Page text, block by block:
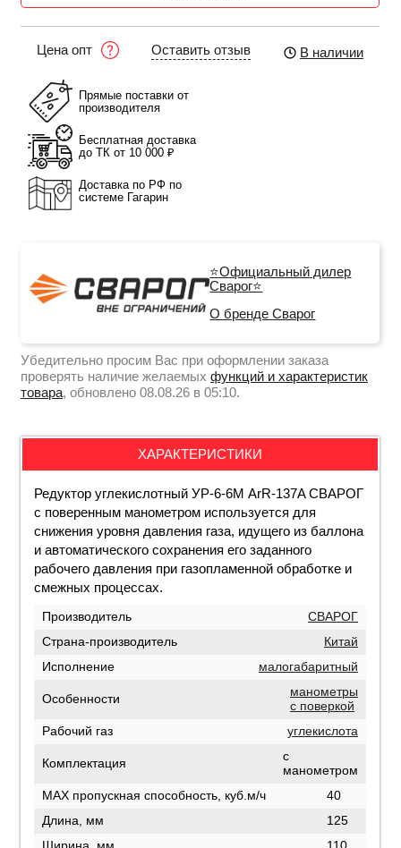
Цена опт Оставить отзыв В наличии
Прямые поставки от
производителя
Бесплатная доставка
до ТК от 10 000 ₽
Доставка по РФ по
системе Гагарин
⭐Официальный дилер
Сварог⭐
О бренде Сварог
Убедительно просим Вас при оформлении заказа
проверять наличие желаемых функций и характеристик
товара, обновлено 08.08.26 в 05:10.
ХАРАКТЕРИСТИКИ
Редуктор углекислотный УР-6-6М ArR-137A СВАРОГ
с поверенным манометром используется для
снижения уровня давления газа, идущего из баллона
и автоматического сохранения его заданного
рабочего давления при газопламенной обработке и
смежных процессах.
Производитель
СВАРОГ
Страна-производитель
Китай
Исполнение
малогабаритный
Особенности
манометры
с поверкой
Рабочий газ
углекислота
Комплектация
с
манометром
MAX пропускная способность, куб.м/ч
40
Длина, мм
125